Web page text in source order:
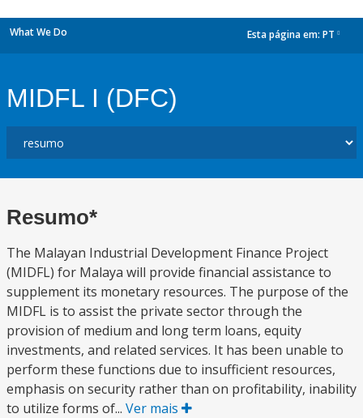
What We Do Esta página em: PT
MIDFL I (DFC)
Resumo*
The Malayan Industrial Development Finance Project
(MIDFL) for Malaya will provide financial assistance to
supplement its monetary resources. The purpose of the
MIDFL is to assist the private sector through the
provision of medium and long term loans, equity
investments, and related services. It has been unable to
perform these functions due to insufficient resources,
emphasis on security rather than on profitability, inability
to utilize forms of... Ver mais